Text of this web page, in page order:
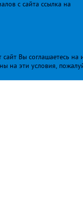
с сайта ссылка на
Вы соглашаетесь
на эти условия,